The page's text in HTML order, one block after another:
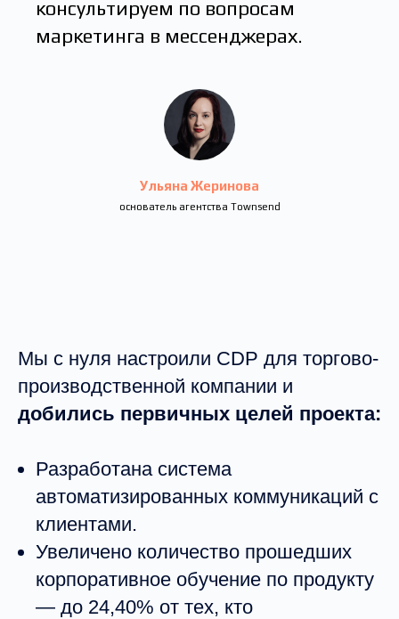
консультируем по вопросам
маркетинга в мессенджерах.
Ульяна Жеринова
основатель агентства Townsend
Мы с нуля настроили CDP для торгово-
производственной компании и
добились первичных целей проекта:
Разработана система
автоматизированных коммуникаций с
клиентами.
Увеличено количество прошедших
корпоративное обучение по продукту
— до 24,40% от тех, кто